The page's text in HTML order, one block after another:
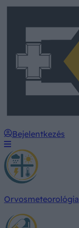
Bejelentkezés
Orvosmeteorológia